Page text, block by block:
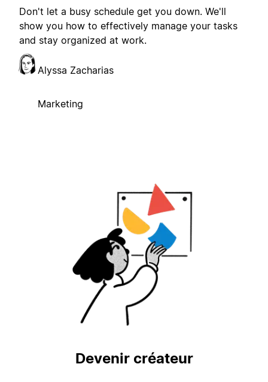
Don't let a busy schedule get you down. We'll
show you how to effectively manage your tasks
and stay organized at work.
Alyssa Zacharias
Marketing
Devenir créateur